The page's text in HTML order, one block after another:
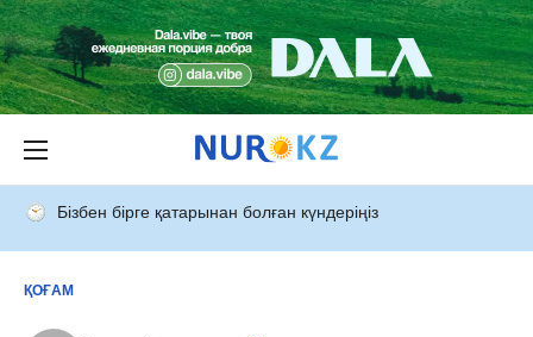
Бізбен бірге қатарынан болған күндеріңіз
ҚОҒАМ